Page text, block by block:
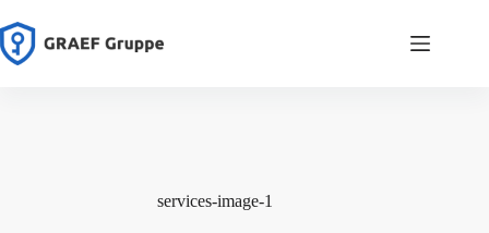
Inhalt
springen
services-image-1